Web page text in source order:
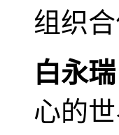
组织
白永瑞
心的